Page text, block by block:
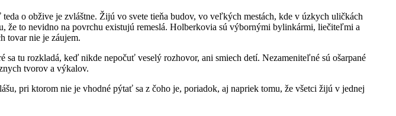
o obžive je zvláštne. Žijú vo svete tieňa budov, vo veľkých mestách, kde v úzkych uličkách
to nevidno na povrchu existujú remeslá. Holberkovia sú výbornými bylinkármi, liečiteľmi a
tovar nie je záujem.
tu rozkladá, keď nikde nepočuť veselý rozhovor, ani smiech detí. Nezameniteľné sú ošarpané
tvorov a výkalov.
pri ktorom nie je vhodné pýtať sa z čoho je, poriadok, aj napriek tomu, že všetci žijú v jednej